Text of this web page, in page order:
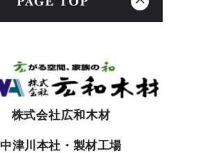
株式会社広和木材
中津川本社・製材工場